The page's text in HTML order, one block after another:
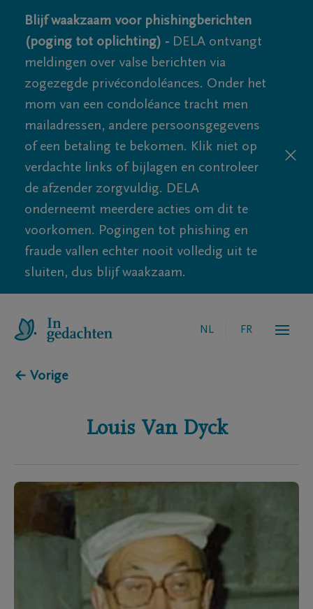
Blijf waakzaam voor phishingberichten
(poging tot oplichting) - DELA ontvangt
meldingen over valse berichten via
zogezegde privécondoléances. Onder het
mom van een condoléance tracht men
mailadressen, andere persoonsgegevens
of een betaling te bekomen. Klik niet op
verdachte links of bijlagen en controleer
de afzender zorgvuldig. DELA
onderneemt meerdere acties om dit te
voorkomen. Pogingen tot phishing en
fraude vallen echter nooit volledig uit te
sluiten, dus blijf waakzaam.
NL FR
← Vorige
Louis Van Dyck